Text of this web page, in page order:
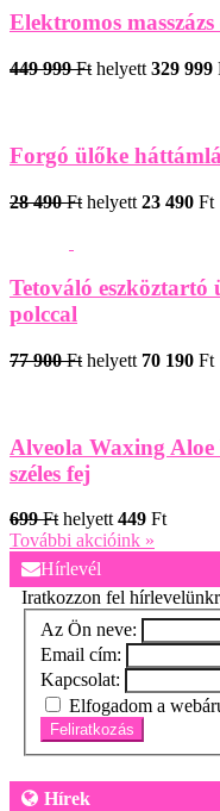
Elektromos
449 999 Ft helyett 329 999
Forgó ülőke
28 490 Ft helyett 23 490 Ft
Tetováló
polccal
77 900 Ft helyett 70 190 Ft
Alveola Waxing
széles fej
699 Fthelyett449 Ft
További akcióink »
Hírlevél
Iratkozzon fel
Az Ön neve:
Email cím:
Kapcsolat:
Elfogadom a
Feliratkozás
Hírek